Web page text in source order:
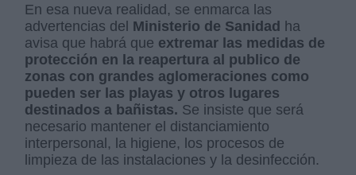
En esa nueva realidad, se enmarca las
advertencias del Ministerio de Sanidad ha
avisa que habrá que extremar las medidas de
protección en la reapertura al publico de
zonas con grandes aglomeraciones como
pueden ser las playas y otros lugares
destinados a bañistas. Se insiste que será
necesario mantener el distanciamiento
interpersonal, la higiene, los procesos de
limpieza de las instalaciones y la desinfección.